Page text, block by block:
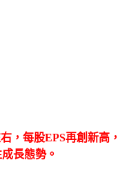
，每股EPS再創新高，
長態勢。